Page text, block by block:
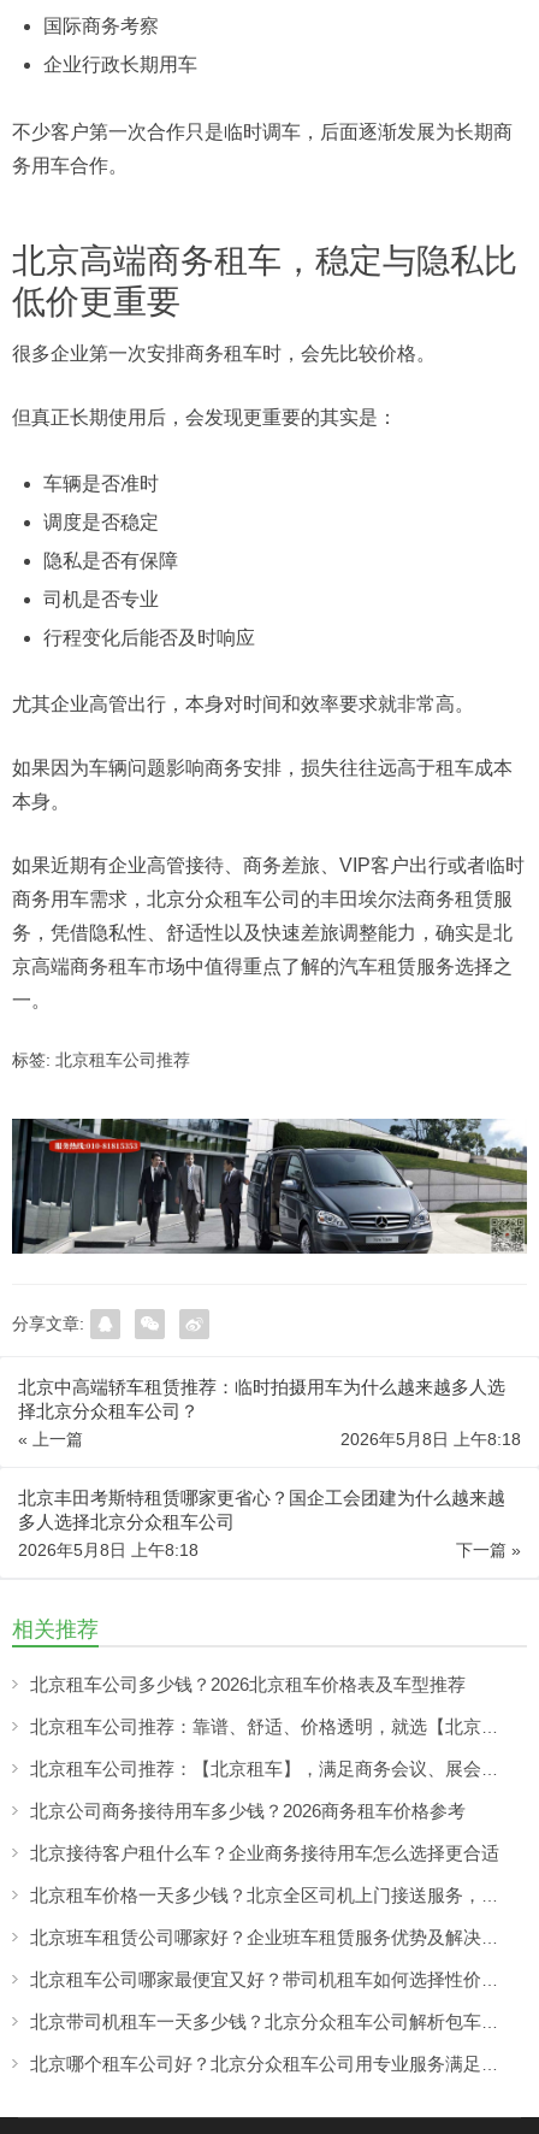
国际商务考察
企业行政长期用车
不少客户第一次合作只是临时调车，后面逐渐发展为长期商
务用车合作。
北京高端商务租车，稳定与隐私比
低价更重要
很多企业第一次安排商务租车时，会先比较价格。
但真正长期使用后，会发现更重要的其实是：
车辆是否准时
调度是否稳定
隐私是否有保障
司机是否专业
行程变化后能否及时响应
尤其企业高管出行，本身对时间和效率要求就非常高。
如果因为车辆问题影响商务安排，损失往往远高于租车成本
本身。
如果近期有企业高管接待、商务差旅、VIP客户出行或者临时
商务用车需求，北京分众租车公司的丰田埃尔法商务租赁服
务，凭借隐私性、舒适性以及快速差旅调整能力，确实是北
京高端商务租车市场中值得重点了解的汽车租赁服务选择之
一。
标签: 北京租车公司推荐
分享文章:
北京中高端轿车租赁推荐：临时拍摄用车为什么越来越多人选
择北京分众租车公司？
« 上一篇 2026年5月8日 上午8:18
北京丰田考斯特租赁哪家更省心？国企工会团建为什么越来越
多人选择北京分众租车公司
下一篇 »
2026年5月8日 上午8:18
相关推荐
北京租车公司多少钱？2026北京租车价格表及车型推荐
北京公司商务接待用车多少钱？2026商务租车价格参考
北京接待客户租什么车？企业商务接待用车怎么选择更合适